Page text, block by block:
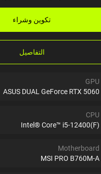
تكوين وشراء
التفاصيل
GPU
ASUS DUAL GeForce RTX 5060
CPU
Intel® Core™ i5-12400(F)
Motherboard
MSI PRO B760M-A